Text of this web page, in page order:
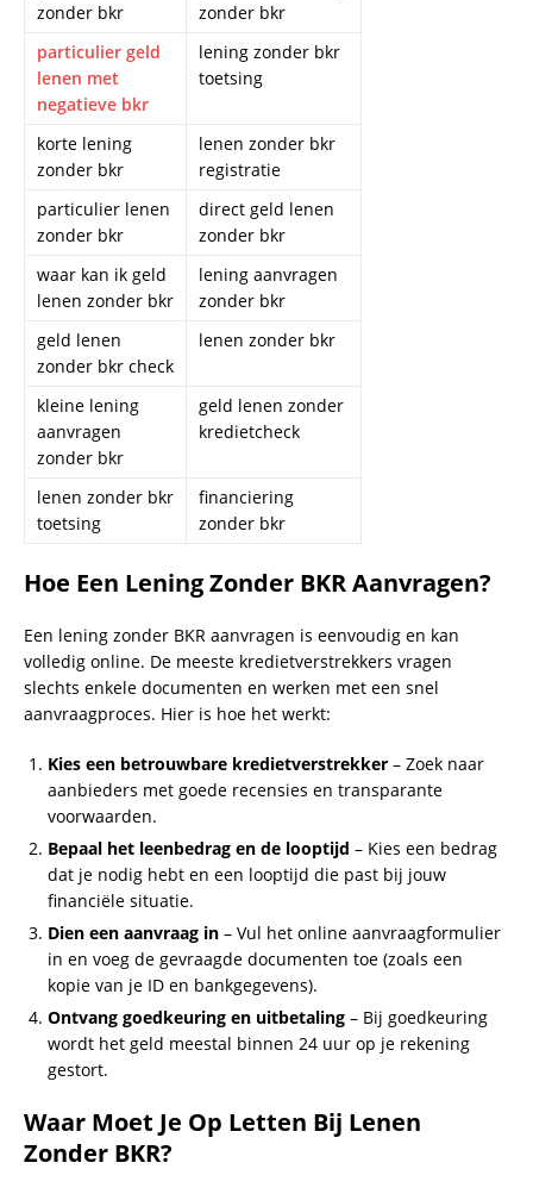
zonder bkr
zonder bkr
particulier geld
lenen met
negatieve bkr
lening zonder bkr
toetsing
korte lening
zonder bkr
lenen zonder bkr
registratie
particulier lenen
zonder bkr
direct geld lenen
zonder bkr
waar kan ik geld
lenen zonder bkr
lening aanvragen
zonder bkr
geld lenen
zonder bkr check
lenen zonder bkr
kleine lening
aanvragen
zonder bkr
geld lenen zonder
kredietcheck
lenen zonder bkr
toetsing
financiering
zonder bkr
Hoe Een Lening Zonder BKR Aanvragen?
Een lening zonder BKR aanvragen is eenvoudig en kan
volledig online. De meeste kredietverstrekkers vragen
slechts enkele documenten en werken met een snel
aanvraagproces. Hier is hoe het werkt:
Kies een betrouwbare kredietverstrekker – Zoek naar
aanbieders met goede recensies en transparante
voorwaarden.
Bepaal het leenbedrag en de looptijd – Kies een bedrag
dat je nodig hebt en een looptijd die past bij jouw
financiële situatie.
Dien een aanvraag in – Vul het online aanvraagformulier
in en voeg de gevraagde documenten toe (zoals een
kopie van je ID en bankgegevens).
Ontvang goedkeuring en uitbetaling – Bij goedkeuring
wordt het geld meestal binnen 24 uur op je rekening
gestort.
Waar Moet Je Op Letten Bij Lenen
Zonder BKR?